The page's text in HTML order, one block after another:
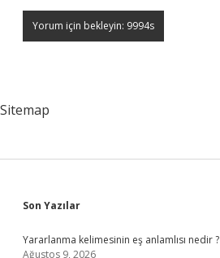
Sitemap
Sidebar
Son Yazılar
Yararlanma kelimesinin eş anlamlısı nedir ?
Ağustos 9, 2026